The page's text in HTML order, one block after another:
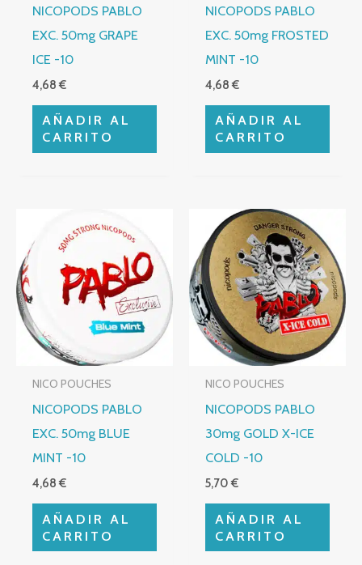
NICOPODS PABLO
EXC. 50mg GRAPE
ICE -10
4,68€
AÑADIR AL
CARRITO
NICOPODS PABLO
EXC. 50mg FROSTED
MINT -10
4,68€
AÑADIR AL
CARRITO
NICO POUCHES
NICOPODS PABLO
EXC. 50mg BLUE
MINT -10
4,68€
AÑADIR AL
CARRITO
NICO POUCHES
NICOPODS PABLO
30mg GOLD X-ICE
COLD -10
5,70€
AÑADIR AL
CARRITO